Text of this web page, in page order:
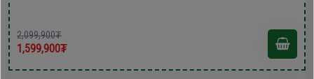
2,099,900₮
1,599,900₮